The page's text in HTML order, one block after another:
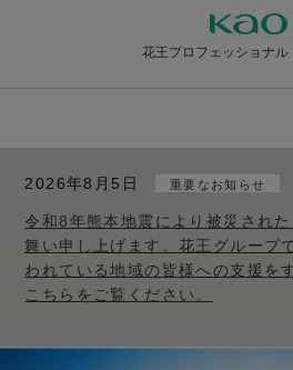
花王プロフェッショナル
2026年8月5日 重要なお知らせ
令和8年熊本地震により被災され
舞い申し上げます。花王グループ
われている地域の皆様への支援を
こちらをご覧ください。